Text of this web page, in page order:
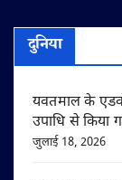
दुनिया
यवतमाल के
उपाधि से किया
जुलाई 18, 2026